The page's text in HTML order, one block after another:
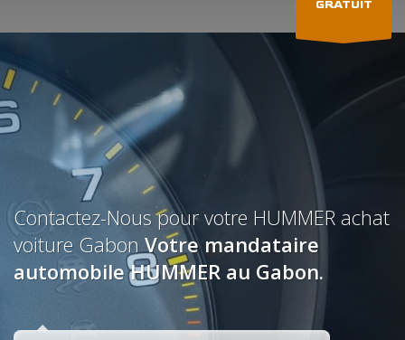
GRATUIT
Contactez-Nous pour votre HUMMER achat
voiture GabonVotre mandataire
automobile HUMMER au Gabon.